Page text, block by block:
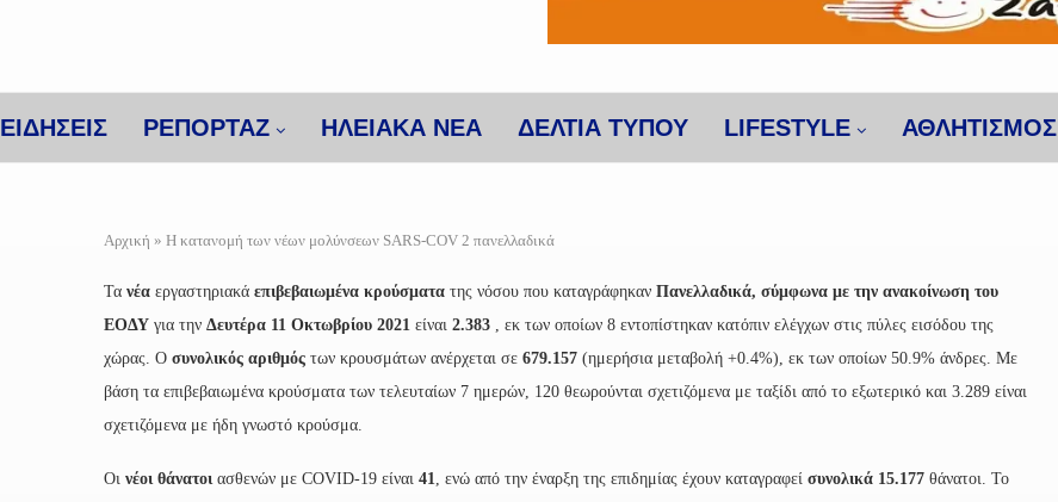
ΕΙΔΗΣΕΙΣ ΡΕΠΟΡΤΑΖ ΗΛΕΙΑΚΑ ΝΕΑ ΔΕΛΤΙΑ ΤΥΠΟΥ LIFESTYLE ΑΘΛΗΤΙΣΜΌΣ
Αρχική » Η κατανομή των νέων μολύνσεων SARS-COV 2 πανελλαδικά
Τα νέα εργαστηριακά επιβεβαιωμένα κρούσματα της νόσου που καταγράφηκαν Πανελλαδικά, σύμφωνα με την ανακοίνωση του
ΕΟΔΥ για την Δευτέρα 11 Οκτωβρίου 2021 είναι 2.383 , εκ των οποίων 8 εντοπίστηκαν κατόπιν ελέγχων στις πύλες εισόδου της
χώρας. Ο συνολικός αριθμός των κρουσμάτων ανέρχεται σε 679.157 (ημερήσια μεταβολή +0.4%), εκ των οποίων 50.9% άνδρες. Με
βάση τα επιβεβαιωμένα κρούσματα των τελευταίων 7 ημερών, 120 θεωρούνται σχετιζόμενα με ταξίδι από το εξωτερικό και 3.289 είναι
σχετιζόμενα με ήδη γνωστό κρούσμα.
Οι νέοι θάνατοιασθενών με COVID-19 είναι 41, ενώ από την έναρξη της επιδημίας έχουν καταγραφεί συνολικά 15.177 θάνατοι. Το